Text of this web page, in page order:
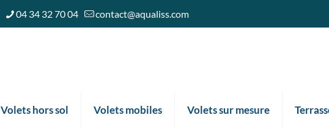
04 34 32 70 04 contact@aqualiss.com
Volets hors sol Volets mobiles Volets sur mesure